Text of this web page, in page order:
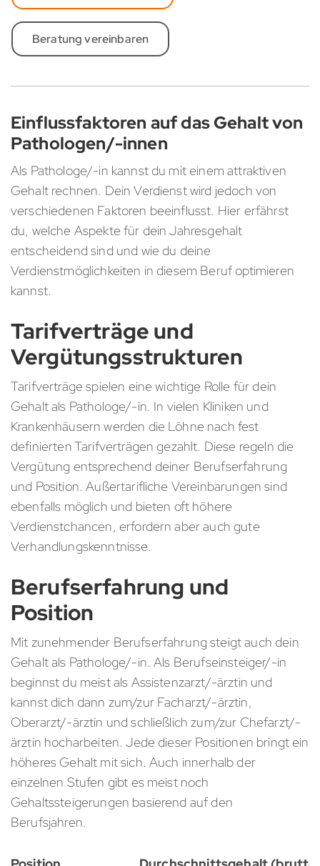
Beratung vereinbaren
Einflussfaktoren auf das Gehalt von
Pathologen/-innen
Als Pathologe/-in kannst du mit einem attraktiven
Gehalt rechnen. Dein Verdienst wird jedoch von
verschiedenen Faktoren beeinflusst. Hier erfährst
du, welche Aspekte für dein Jahresgehalt
entscheidend sind und wie du deine
Verdienstmöglichkeiten in diesem Beruf optimieren
kannst.
Tarifverträge und
Vergütungsstrukturen
Tarifverträge spielen eine wichtige Rolle für dein
Gehalt als Pathologe/-in. In vielen Kliniken und
Krankenhäusern werden die Löhne nach fest
definierten Tarifverträgen gezahlt. Diese regeln die
Vergütung entsprechend deiner Berufserfahrung
und Position. Außertarifliche Vereinbarungen sind
ebenfalls möglich und bieten oft höhere
Verdienstchancen, erfordern aber auch gute
Verhandlungskenntnisse.
Berufserfahrung und
Position
Mit zunehmender Berufserfahrung steigt auch dein
Gehalt als Pathologe/-in. Als Berufseinsteiger/-in
beginnst du meist als Assistenzarzt/-ärztin und
kannst dich dann zum/zur Facharzt/-ärztin,
Oberarzt/-ärztin und schließlich zum/zur Chefarzt/-
ärztin hocharbeiten. Jede dieser Positionen bringt ein
höheres Gehalt mit sich. Auch innerhalb der
einzelnen Stufen gibt es meist noch
Gehaltssteigerungen basierend auf den
Berufsjahren.